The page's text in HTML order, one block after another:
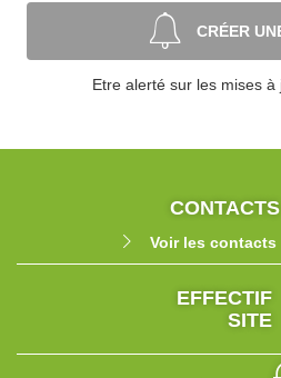
CRÉER
Etre alerté sur les mises
CONTACTS
Voir les
EFFECTIF
SITE